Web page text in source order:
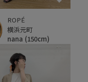
ROPÉ
横浜元町
nana (150cm)